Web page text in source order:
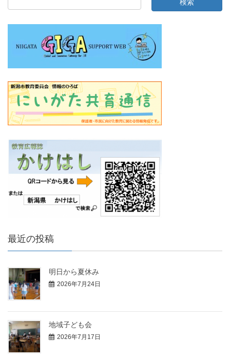
最近の投稿
明日から夏休み
2026年7月24日
地域子ども会
2026年7月17日